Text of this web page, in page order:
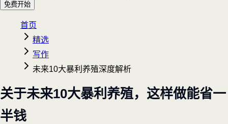
免费开始
首页
精选
写作
未来10大暴利养殖深度解析
关于未来10大暴利养殖，这样做能省一
半钱